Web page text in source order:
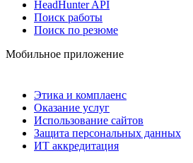
HeadHunter API
Поиск работы
Поиск по резюме
Мобильное приложение
Этика и комплаенс
Оказание услуг
Использование сайтов
Защита персональных данных
ИТ аккредитация